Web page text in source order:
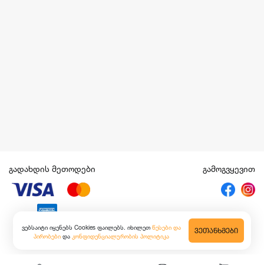
ვებსაიტი იყენებს Cookies ფაილებს. იხილეთ წესები და
პირობები და კონფიდენციალურობის პოლიტიკა
ᲕᲔᲗᲐᲜᲮᲛᲔᲑᲘ
გადახდის მეთოდები გამოგვყევით